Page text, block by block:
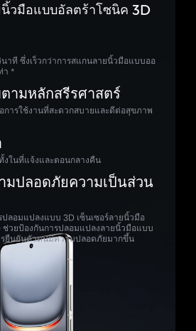
วมือแบบอัลตร้าโซนิค 3D
าที ซึ่งเร็วกว่าการสแกนลายนิ้วมือแบบออ
า *
ามหลักสรีรศาสตร์
การใช้งานที่สะดวกสบายและดีต่อสุขภาพ
งในที่แจ้งและตอนกลางคืน
มปลอดภัยความเป็นส่วน
ปลอมแปลงแบบ 3D เซ็นเซอร์ลายนิ้วมือ
ช่วยป้องกันการปลอมแปลงลายนิ้วมือแบบ
รยืนยันตัวตนมีความปลอดภัยมากขึ้น